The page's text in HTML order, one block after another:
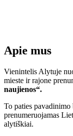
Apie mus
Vienintelis Alytuje
mieste ir rajone
naujienos“.
To paties
prenumeruojamas
alytiškiai.